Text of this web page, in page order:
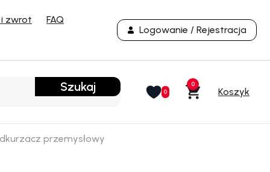
zwrot
FAQ
Logowanie / Rejestracja
Szukaj 0
0
przemysłowy